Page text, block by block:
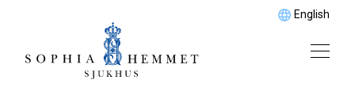
English